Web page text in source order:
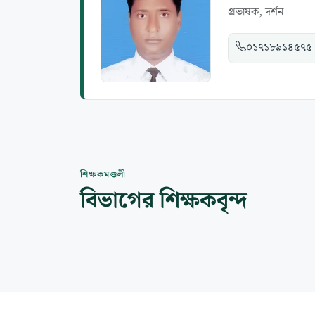
প্রভাষক, দর্শন
০১৭১৮৯১৪৫৭৫
শিক্ষকমণ্ডলী
বিভাগের শিক্ষকবৃন্দ